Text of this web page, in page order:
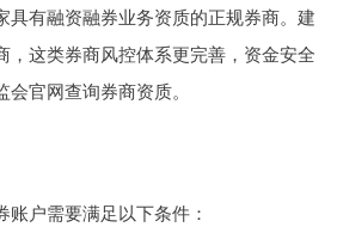
具有融资融券业务资质的正规券商。建
，这类券商风控体系更完善，资金安全
官网查询券商资质。
户需要满足以下条件：